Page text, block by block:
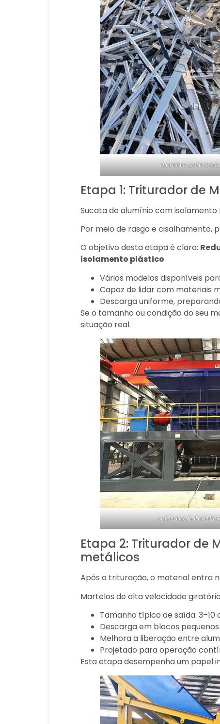
alumínio com
Etapa 1: Triturador de
Sucata de alumínio com
Por meio de rasgo e cisalhamento,
O objetivo desta etapa é claro:
isolamento plástico.
Vários modelos disponíveis
Capaz de lidar com materiais
Descarga uniforme,
Se o tamanho ou condição do seu
situação real.
máquina
Etapa 2: Triturador de
metálicos
Após a trituração, o material entra
Martelos de alta velocidade
Tamanho típico de saída: 3–10
Descarga em blocos
Melhora a liberação entre
Projetado para operação
Esta etapa desempenha um papel